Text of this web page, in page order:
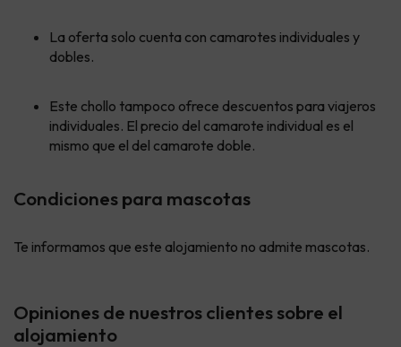
La oferta solo cuenta con camarotes individuales y
dobles.
Este chollo tampoco ofrece descuentos para viajeros
individuales. El precio del camarote individual es el
mismo que el del camarote doble.
Condiciones para mascotas
Te informamos que este alojamiento no admite mascotas.
Opiniones de nuestros clientes sobre el
alojamiento